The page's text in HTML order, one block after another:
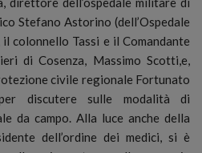
Stefano Astorino (dell’Ospedale
colonnello Tassi e il Comandante
di Cosenza, Massimo Scotti,e,
civile regionale Fortunato
discutere sulle modalità di
da campo. Alla luce anche della
dell’ordine dei medici, si è